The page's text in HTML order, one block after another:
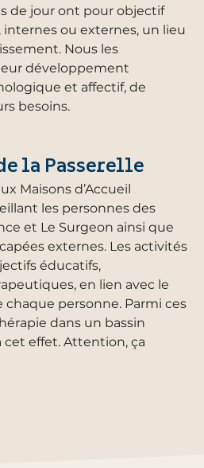
de jour ont pour objectif
internes ou externes, un lieu
Nous les
développement
et affectif, de
besoins.
la Passerelle
Maisons d’Accueil
les personnes des
et Le Surgeon ainsi que
externes. Les activités
éducatifs,
en lien avec le
personne. Parmi ces
dans un bassin
effet. Attention, ça